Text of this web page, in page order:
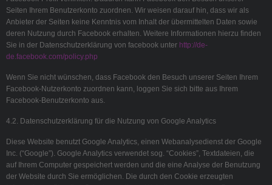
Seiten Ihrem Benutzerkonto zuordnen. Wir weisen darauf hin, dass wir als
Anbieter der Seiten keine Kenntnis vom Inhalt der übermittelten Daten sowie
deren Nutzung durch Facebook erhalten. Weitere Informationen hierzu finden
Sie in der Datenschutzerklärung von facebook unter http://de-
de.facebook.com/policy.php
Wenn Sie nicht wünschen, dass Facebook den Besuch unserer Seiten Ihrem
Facebook-Nutzerkonto zuordnen kann, loggen Sie sich bitte aus Ihrem
Facebook-Benutzerkonto aus.
4.2. Datenschutzerklärung für die Nutzung von Google Analytics
Diese Website benutzt Google Analytics, einen Webanalysedienst der Google
Inc. (“Google”). Google Analytics verwendet sog. “Cookies”, Textdateien, die
auf Ihrem Computer gespeichert werden und die eine Analyse der Benutzung
der Website durch Sie ermöglichen. Die durch den Cookie erzeugten